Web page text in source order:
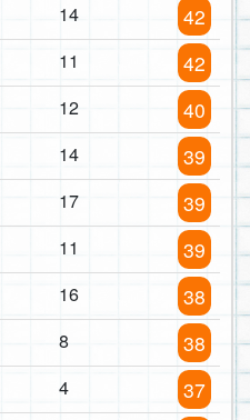
14 42
11 42
12 40
14 39
17 39
11 39
16 38
8 38
4 37